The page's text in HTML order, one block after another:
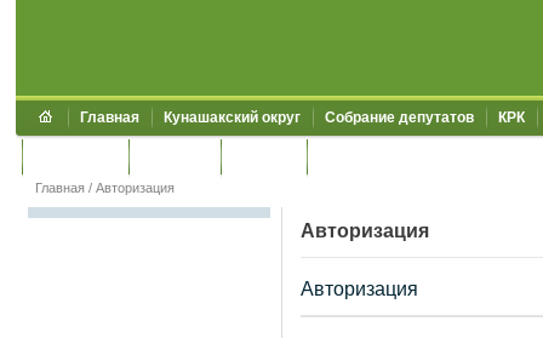
Главная Кунашакский округ Собрание депутатов КРК
Главная / Авторизация
Авторизация
Авторизация